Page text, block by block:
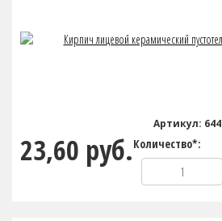
Артикул: 644
23,60 руб.Количество*: